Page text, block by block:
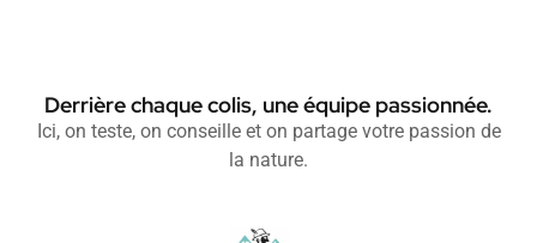
Derrière chaque colis, une équipe passionnée.
Ici, on teste, on conseille et on partage votre passion de
la nature.